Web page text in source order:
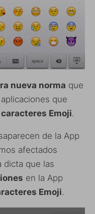
nueva norma que
que
caracteres Emoji.
de la App
afectados
dicta que las
en la App
Emoji.